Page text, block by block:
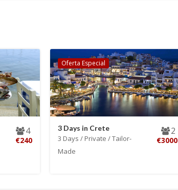
4
€240
Oferta Especial
3 Days in Crete
3 Days / Private / Tailor-
Made
2
€3000